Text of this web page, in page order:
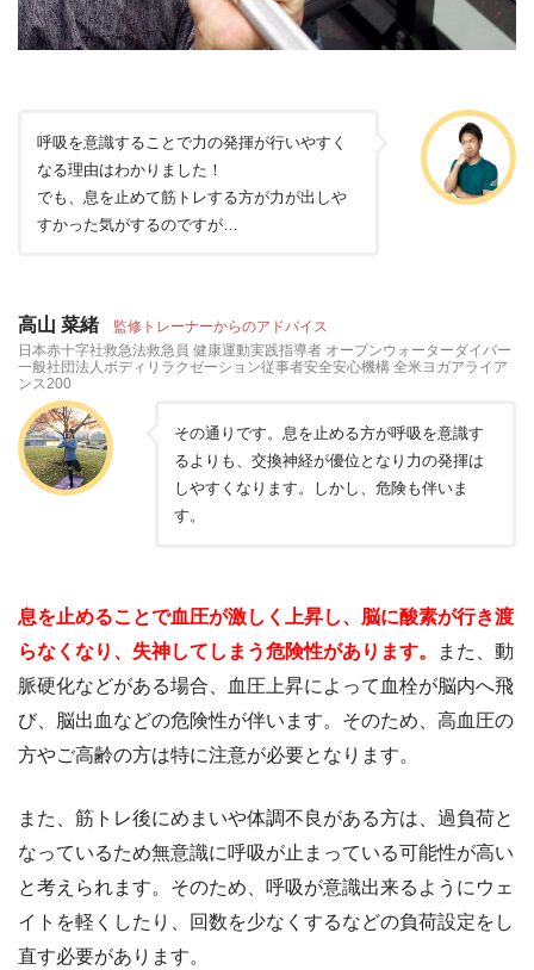
呼吸を意識することで力の発揮が行いやすく
なる理由はわかりました！
でも、息を止めて筋トレする方が力が出しや
すかった気がするのですが…
高山 菜緒 監修トレーナーからのアドバイス
日本赤十字社救急法救急員 健康運動実践指導者 オープンウォーターダイバー
一般社団法人ボディリラクゼーション従事者安全安心機構 全米ヨガアライア
ンス200
その通りです。息を止める方が呼吸を意識す
るよりも、交換神経が優位となり力の発揮は
しやすくなります。しかし、危険も伴いま
す。
息を止めることで血圧が激しく上昇し、脳に酸素が行き渡
らなくなり、失神してしまう危険性があります。
また、動
脈硬化などがある場合、血圧上昇によって血栓が脳内へ飛
び、脳出血などの危険性が伴います。そのため、高血圧の
方やご高齢の方は特に注意が必要となります。
また、筋トレ後にめまいや体調不良がある方は、過負荷と
なっているため無意識に呼吸が止まっている可能性が高い
と考えられます。そのため、呼吸が意識出来るようにウェ
イトを軽くしたり、回数を少なくするなどの負荷設定をし
直す必要があります。